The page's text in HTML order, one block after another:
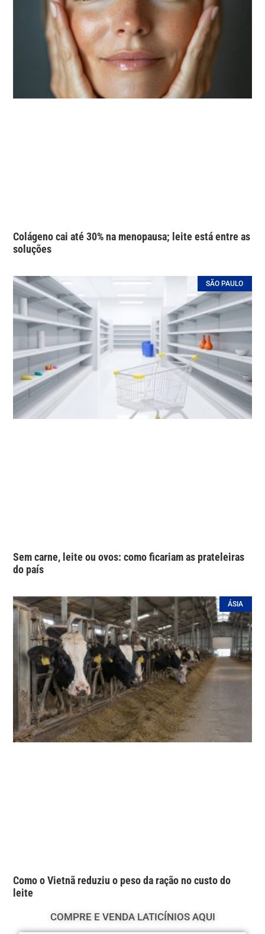
Colágeno cai até 30% na menopausa; leite está entre as
soluções
SÃO PAULO
Sem carne, leite ou ovos: como ficariam as prateleiras
do país
ÁSIA
Como o Vietnã reduziu o peso da ração no custo do
leite
COMPRE E VENDA LATICÍNIOS AQUI